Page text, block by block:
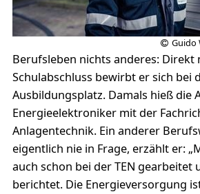
Guido
Berufsleben nichts anderes: Direkt
Schulabschluss bewirbt er sich bei
Ausbildungsplatz. Damals hieß die
Energieelektroniker mit der
Anlagentechnik. Ein anderer
eigentlich nie in Frage, erzählt er:
auch schon bei der TEN gearbeitet
berichtet. Die Energieversorgung